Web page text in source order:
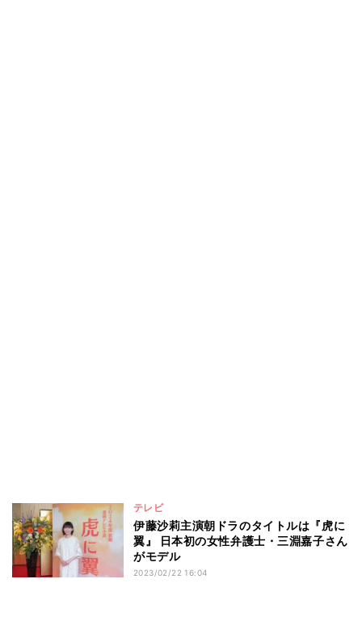
テレビ
伊藤沙莉主演朝ドラのタイトルは『虎に
翼』 日本初の女性弁護士・三淵嘉子さん
がモデル
2023/02/22 16:04